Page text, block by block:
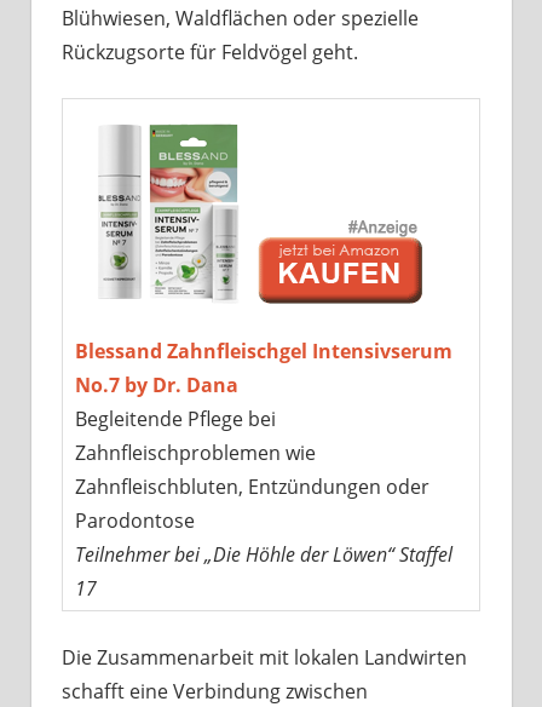
Blühwiesen, Waldflächen oder spezielle
Rückzugsorte für Feldvögel geht.
Blessand Zahnfleischgel Intensivserum
No.7 by Dr. Dana
Begleitende Pflege bei
Zahnfleischproblemen wie
Zahnfleischbluten, Entzündungen oder
Parodontose
Teilnehmer bei „Die Höhle der Löwen“ Staffel
17
Die Zusammenarbeit mit lokalen Landwirten
schafft eine Verbindung zwischen